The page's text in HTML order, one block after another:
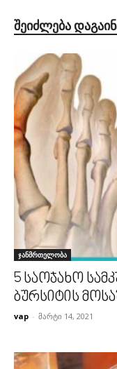
ᲨᲔᲘᲫᲚᲔᲑᲐ
ჯანმრთელობა
5 საოჯახო
ბურსიტის
vap - მარტი 14, 2021